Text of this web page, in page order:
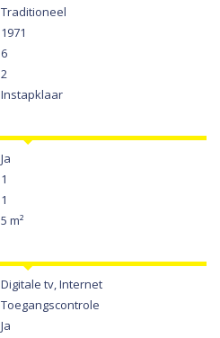
Traditioneel
1971
6
2
Instapklaar
Ja
1
1
5 m²
Digitale tv, Internet
Toegangscontrole
Ja